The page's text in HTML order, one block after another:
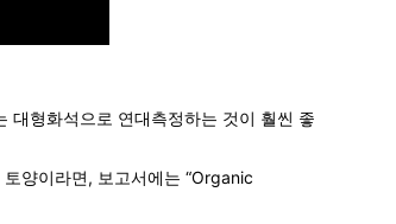
대형화석으로 연대측정하는 것이 훨씬 좋
양이라면, 보고서에는 “Organic